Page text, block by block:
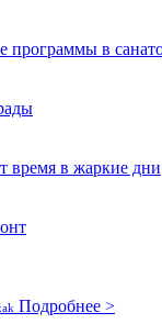
программы в
время в жаркие дни
Подробнее >